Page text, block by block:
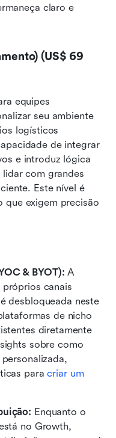
claro e
(US$ 69
equipes
seu ambiente
logísticos
de integrar
e introduz lógica
com grandes
Este nível é
que exigem precisão
& BYOT): A
canais
desbloqueada neste
de nicho
diretamente
sobre como
para criar um
Enquanto o
no Growth,